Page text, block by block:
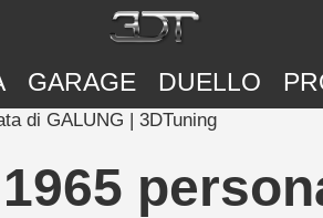
GARAGE DUELLO
di GALUNG | 3DTuning